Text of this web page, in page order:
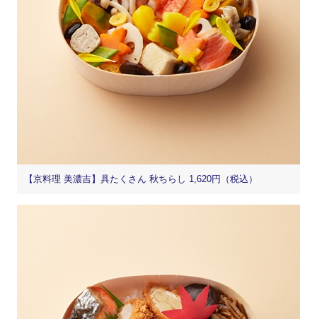
【京料理 美濃吉】具たくさん 秋ちらし 1,620円（税込）